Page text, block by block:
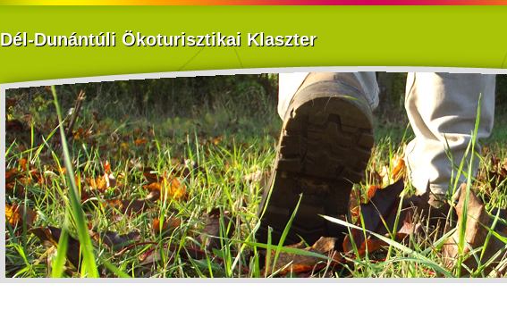
Dél-Dunántúli Ökoturisztikai Klaszter